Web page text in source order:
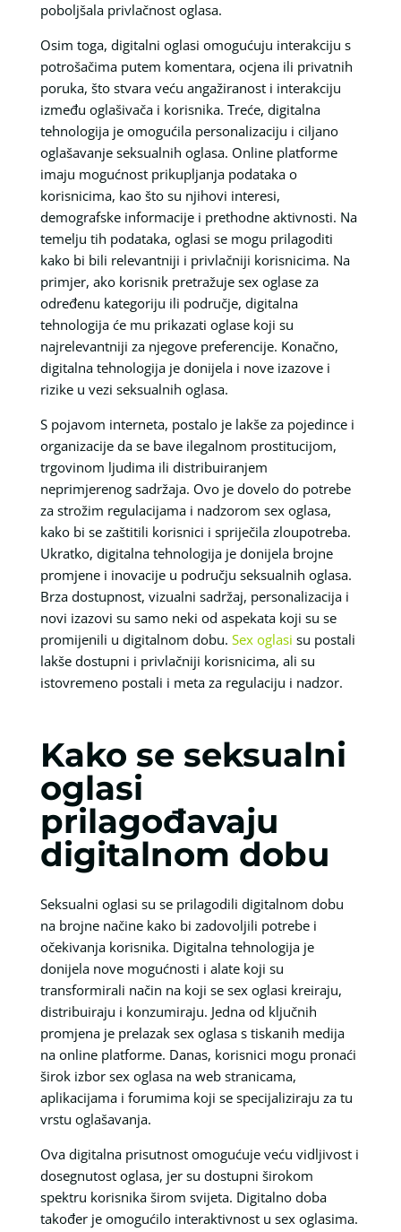
poboljšala privlačnost oglasa.
Osim toga, digitalni oglasi omogućuju interakciju s
potrošačima putem komentara, ocjena ili privatnih
poruka, što stvara veću angažiranost i interakciju
između oglašivača i korisnika. Treće, digitalna
tehnologija je omogućila personalizaciju i ciljano
oglašavanje seksualnih oglasa. Online platforme
imaju mogućnost prikupljanja podataka o
korisnicima, kao što su njihovi interesi,
demografske informacije i prethodne aktivnosti. Na
temelju tih podataka, oglasi se mogu prilagoditi
kako bi bili relevantniji i privlačniji korisnicima. Na
primjer, ako korisnik pretražuje sex oglase za
određenu kategoriju ili područje, digitalna
tehnologija će mu prikazati oglase koji su
najrelevantniji za njegove preferencije. Konačno,
digitalna tehnologija je donijela i nove izazove i
rizike u vezi seksualnih oglasa.
S pojavom interneta, postalo je lakše za pojedince i
organizacije da se bave ilegalnom prostitucijom,
trgovinom ljudima ili distribuiranjem
neprimjerenog sadržaja. Ovo je dovelo do potrebe
za strožim regulacijama i nadzorom sex oglasa,
kako bi se zaštitili korisnici i spriječila zloupotreba.
Ukratko, digitalna tehnologija je donijela brojne
promjene i inovacije u području seksualnih oglasa.
Brza dostupnost, vizualni sadržaj, personalizacija i
novi izazovi su samo neki od aspekata koji su se
promijenili u digitalnom dobu. Sex oglasi su postali
lakše dostupni i privlačniji korisnicima, ali su
istovremeno postali i meta za regulaciju i nadzor.
Kako se seksualni
oglasi
prilagođavaju
digitalnom dobu
Seksualni oglasi su se prilagodili digitalnom dobu
na brojne načine kako bi zadovoljili potrebe i
očekivanja korisnika. Digitalna tehnologija je
donijela nove mogućnosti i alate koji su
transformirali način na koji se sex oglasi kreiraju,
distribuiraju i konzumiraju. Jedna od ključnih
promjena je prelazak sex oglasa s tiskanih medija
na online platforme. Danas, korisnici mogu pronaći
širok izbor sex oglasa na web stranicama,
aplikacijama i forumima koji se specijaliziraju za tu
vrstu oglašavanja.
Ova digitalna prisutnost omogućuje veću vidljivost i
dosegnutost oglasa, jer su dostupni širokom
spektru korisnika širom svijeta. Digitalno doba
također je omogućilo interaktivnost u sex oglasima.